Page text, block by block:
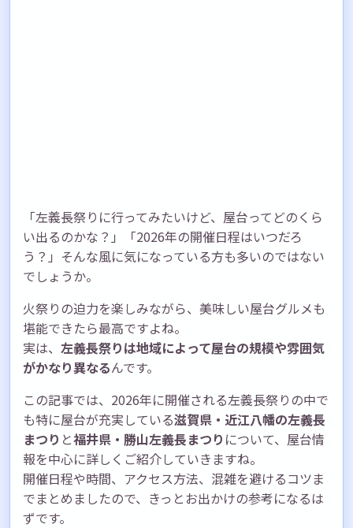
「左義長祭りに行ってみたいけど、屋台ってどのくら
い出るのかな？」「2026年の開催日程はいつだろ
う？」そんな風に気になっている方も多いのではない
でしょうか。
火祭りの迫力を楽しみながら、美味しい屋台グルメも
堪能できたら最高ですよね。
実は、 左義長祭りは地域によって屋台の規模や雰囲気
がかなり異なるんです。
この記事では、2026年に開催される左義長祭りの中で
も特に屋台が充実している滋賀県・近江八幡の左義長
まつり と福井県・勝山左義長まつり について、屋台情
報を中心に詳しくご紹介していきますね。
開催日程や時間、アクセス方法、混雑を避けるコツま
でまとめましたので、きっとお出かけの参考になるは
ずです。